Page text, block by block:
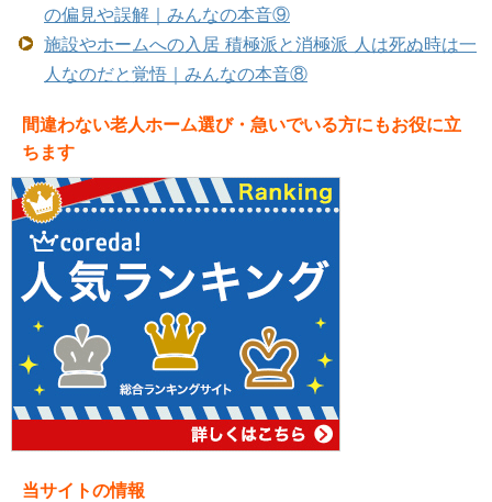
の偏見や誤解｜みんなの本音⑨
施設やホームへの入居 積極派と消極派 人は死ぬ時は一
人なのだと覚悟｜みんなの本音⑧
間違わない老人ホーム選び・急いでいる方にもお役に立
ちます
当サイトの情報